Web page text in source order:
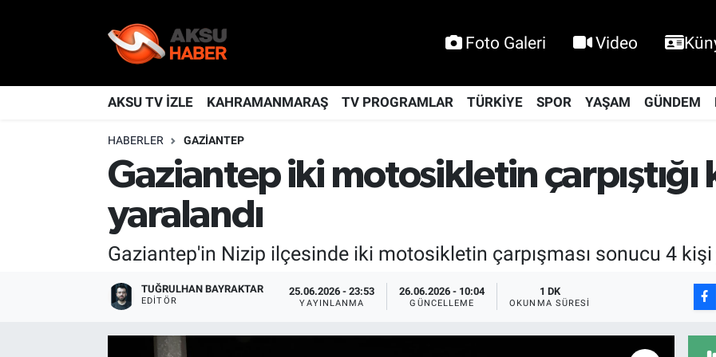
Foto Galeri Video
AKSU TV İZLE KAHRAMANMARAŞ TV PROGRAMLAR TÜRKİYE SPOR YAŞAM GÜNDEM
HABERLER GAZIANTEP
Gaziantep iki motosikletin çarpıştığı
yaralandı
Gaziantep'in Nizip ilçesinde iki motosikletin çarpışması sonucu 4 kişi
TUĞRULHAN BAYRAKTAR
EDITÖR
25.06.2026 - 23:53
YAYINLANMA
26.06.2026 - 10:04
GÜNCELLEME
1 DK
OKUNMA SÜRESI
KAHRAMANMARAŞ
Nöbetçi Eczaneler
Hava Durumu
Kahramanmaraş Namaz Vakitleri
Trafik Durumu
TFF 2.Lig Kırmızı Grup Puan Durumu ve Fikstür
Tüm Manşetler
Son Dakika Haberleri